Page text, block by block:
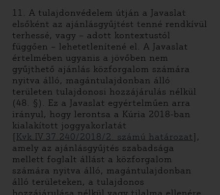
11. A tulajdonvédelem útján a Javaslat
elsőként az ajánlásgyűjtést tenné rendkívül
terhessé, vagy – adott kontextustól
függően – lehetetlenítené el. A Javaslat
értelmében ugyanis a jövőben nem
gyűjthető ajánlás közforgalom számára
nyitva álló, magántulajdonban álló
területen tulajdonosi hozzájárulás nélkül
(48. §). Ez a Javaslat egyértelműen arra
irányul, hogy lerontsa a Kúria 2018-ban
kialakított joggyakorlatát
[Kvk.IV.37.240/2018/2. számú határozat],
amely az ajánlásgyűjtés szabadsága
mellett foglalt állást a közforgalom
számára nyitva álló, magántulajdonban
álló területeken, a tulajdonos